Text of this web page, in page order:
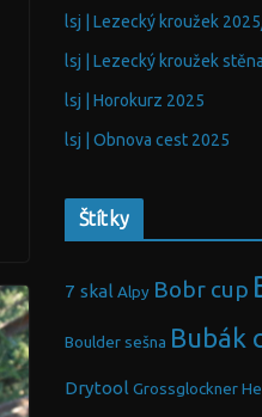
lsj | Lezecký kroužek
lsj | Lezecký kroužek
lsj | Horokurz 2025
lsj | Obnova cest 2025
Štítky
7 skal Alpy Bobr cup
Boulder sešna Bubák
Drytool Grossglockner